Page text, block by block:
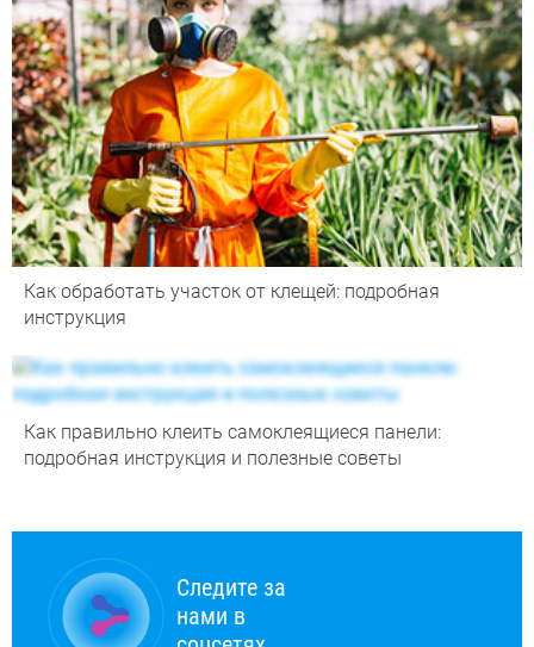
Как обработать участок от клещей: подробная
инструкция
Как правильно клеить самоклеящиеся панели:
подробная инструкция и полезные советы
Следите за
нами в